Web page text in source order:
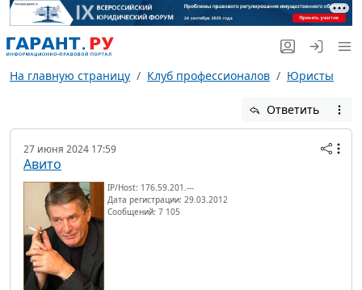
На главную страницу Клуб профессионалов Юристы
Ответить
27 июня 2024 17:59
Авито
IP/Host: 176.59.201.---
Дата регистрации: 29.03.2012
Сообщений: 7 105